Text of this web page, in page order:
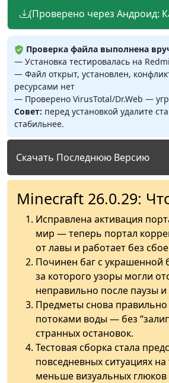
(Проверено через Андроид:
Проверка файла выполнена
— Установка тестировалась на
— Файл открыт, установлен,
ресурсами нет
— Проверено VirusTotal/Dr.Web —
Совет: перед установкой удалите
стабильнее.
Скачать Последнюю Версию
Minecraft 26.0.29:
Исправлена активация
мир — теперь портал
от лавы и работает без
Починен баг с украшенной
за которого узоры могли
неправильно после паузы и
Предметы снова
потоками воды — без
странных остановок.
Тестовая сборка стала
повседневных ситуациях
меньше визуальных глюков